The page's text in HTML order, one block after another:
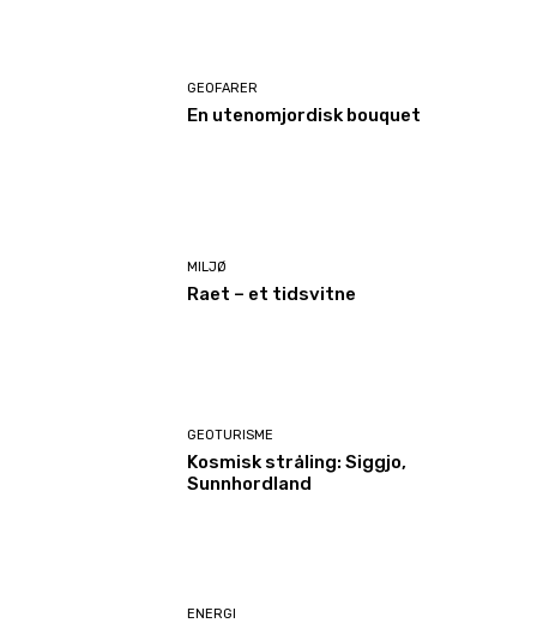
GEOFARER
En utenomjordisk bouquet
MILJØ
Raet – et tidsvitne
GEOTURISME
Kosmisk stråling: Siggjo,
Sunnhordland
ENERGI